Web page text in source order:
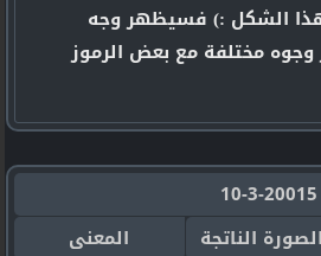
الشكل :) فسيظهر وجه
مختلفة مع بعض الرموز
10-3-20015
الصورة الناتجة
المعنى